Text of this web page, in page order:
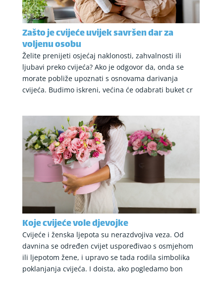
Zašto je cvijeće uvijek savršen dar za
voljenu osobu
Želite prenijeti osjećaj naklonosti, zahvalnosti ili
ljubavi preko cvijeća? Ako je odgovor da, onda se
morate pobliže upoznati s osnovama darivanja
cvijeća. Budimo iskreni, većina će odabrati buket cr
Koje cvijeće vole djevojke
Cvijeće i ženska ljepota su nerazdvojiva veza. Od
davnina se određen cvijet uspoređivao s osmjehom
ili ljepotom žene, i upravo se tada rodila simbolika
poklanjanja cvijeća. I doista, ako pogledamo bon